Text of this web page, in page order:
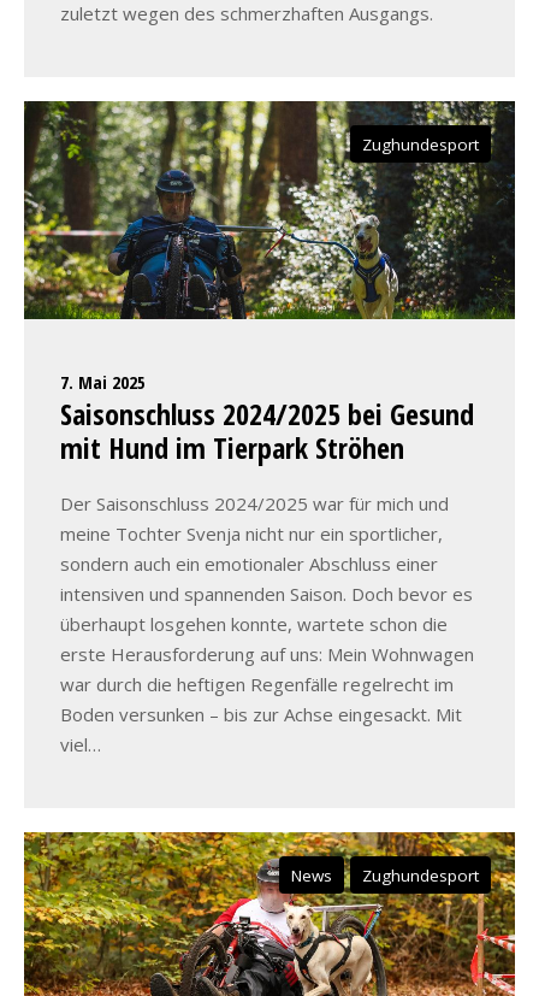
zuletzt wegen des schmerzhaften Ausgangs.
Zughundesport
7. Mai 2025
Saisonschluss 2024/2025 bei Gesund
mit Hund im Tierpark Ströhen
Der Saisonschluss 2024/2025 war für mich und
meine Tochter Svenja nicht nur ein sportlicher,
sondern auch ein emotionaler Abschluss einer
intensiven und spannenden Saison. Doch bevor es
überhaupt losgehen konnte, wartete schon die
erste Herausforderung auf uns: Mein Wohnwagen
war durch die heftigen Regenfälle regelrecht im
Boden versunken – bis zur Achse eingesackt. Mit
viel…
News Zughundesport